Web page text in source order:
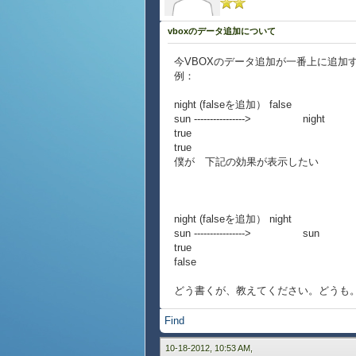
vboxのデータ追加について
今VBOXのデータ追加が一番上に追加
例：
night (falseを追加） false
sun ----------------> night
true
true
僕が 下記の効果が表示したい
night (falseを追加） night
sun ----------------> sun
true
false
どう書くが、教えてください。どうも。
Find
10-18-2012, 10:53 AM,